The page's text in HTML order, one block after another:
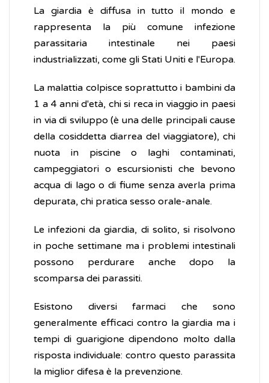
La giardia è diffusa in tutto il mondo e
rappresenta la più comune infezione
parassitaria intestinale nei paesi
industrializzati, come gli Stati Uniti e l'Europa.
La malattia colpisce soprattutto i bambini da
1 a 4 anni d'età, chi si reca in viaggio in paesi
in via di sviluppo (è una delle principali cause
della cosiddetta diarrea del viaggiatore), chi
nuota in piscine o laghi contaminati,
campeggiatori o escursionisti che bevono
acqua di lago o di fiume senza averla prima
depurata, chi pratica sesso orale-anale.
Le infezioni da giardia, di solito, si risolvono
in poche settimane ma i problemi intestinali
possono perdurare anche dopo la
scomparsa dei parassiti.
Esistono diversi farmaci che sono
generalmente efficaci contro la giardia ma i
tempi di guarigione dipendono molto dalla
risposta individuale: contro questo parassita
la miglior difesa è la prevenzione.